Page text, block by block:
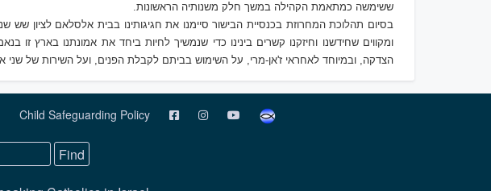
ששימשה כמתאמת הקהילה במשך חלק משנותיה הראשונות.
בסיום תהלוכת המחרוזת בכנסיית הבישור סיימנו את חגיגותינו בבית אלסלאםלציון שש
ומקווים שחידשנו וחיזקנו קשרים בינינו כדי שנמשיך לחיות ביחד את אמונתנו בארץ זו
הצדקה, ובמיוחד לאחראי ז'אן-מרי, על השימוש בביתם לקבלת הפנים, ועל השירות של שני
Child Safeguarding Policy